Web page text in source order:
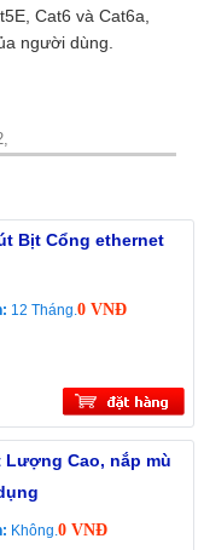
Cat6 và Cat6a,
người dùng.
Bịt Cổng ethernet
12 Tháng.0 VNĐ
Lượng Cao, nắp mù
Không.0 VNĐ